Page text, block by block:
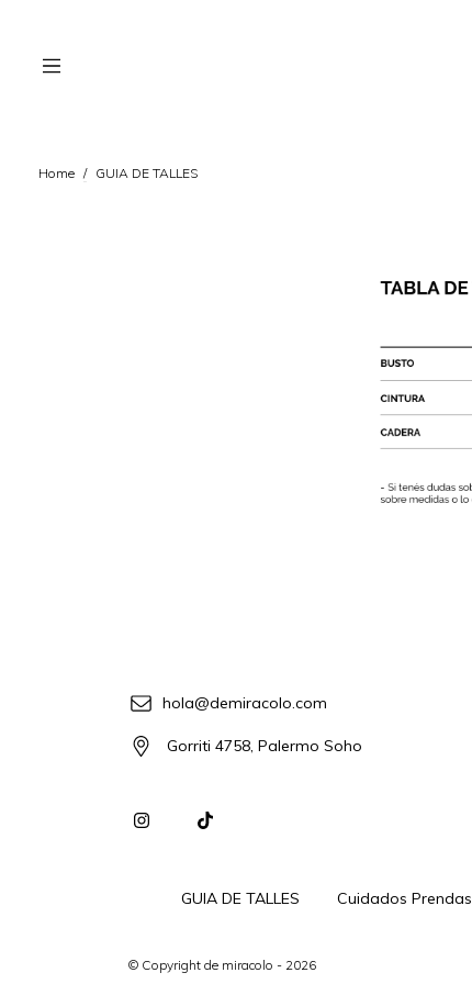
Home / GUIA DE TALLES
hola@demiracolo.com
Gorriti 4758, Palermo Soho
GUIA DE TALLES Cuidados Prendas
© Copyright de miracolo - 2026